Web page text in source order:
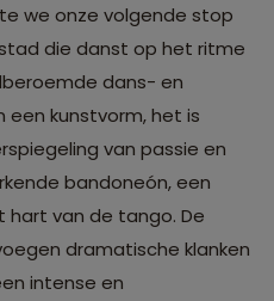
we onze volgende stop
die danst op het ritme
dans- en
een kunstvorm, het is
van passie en
bandoneón, een
van de tango. De
dramatische klanken
intense en